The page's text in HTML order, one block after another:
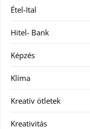
Étel-Ital
Hitel- Bank
Képzés
Klíma
Kreatív ötletek
Kreativitás